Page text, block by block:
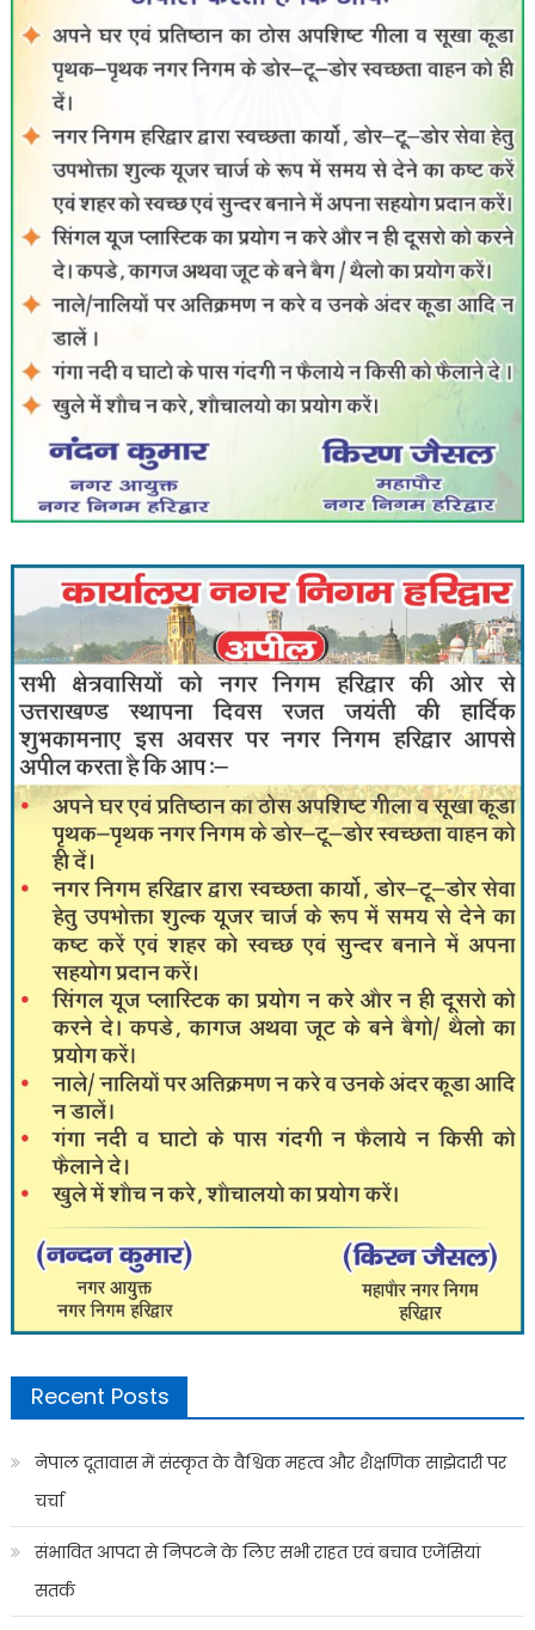
Recent Posts
नेपाल दूतावास में संस्कृत के वैश्विक महत्व और शैक्षणिक साझेदारी पर
चर्चा
संभावित आपदा से निपटने के लिए सभी राहत एवं बचाव एजेंसियां
सतर्क